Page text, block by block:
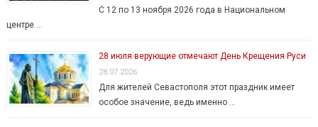
С 12 по 13 ноября 2026 года в Национальном
центре …
28 июля верующие отмечают День Крещения Руси
28.07.2026
Для жителей Севастополя этот праздник имеет
особое значение, ведь именно …